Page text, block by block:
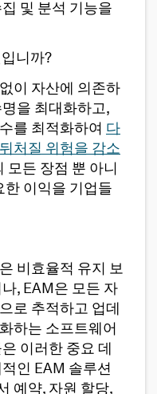
및 분석 기능을
니까?
이 자산에 의존하
을 최대화하고,
를 최적화하여 다
처질 위험을 감소
모든 장점 뿐 아니
한 이익을 기업들
비효율적 유지 보
, EAM은 모든 자
로 추적하고 업데
하는 소프트웨어
이러한 중요 데
인 EAM 솔루션
예약, 자원 할당,